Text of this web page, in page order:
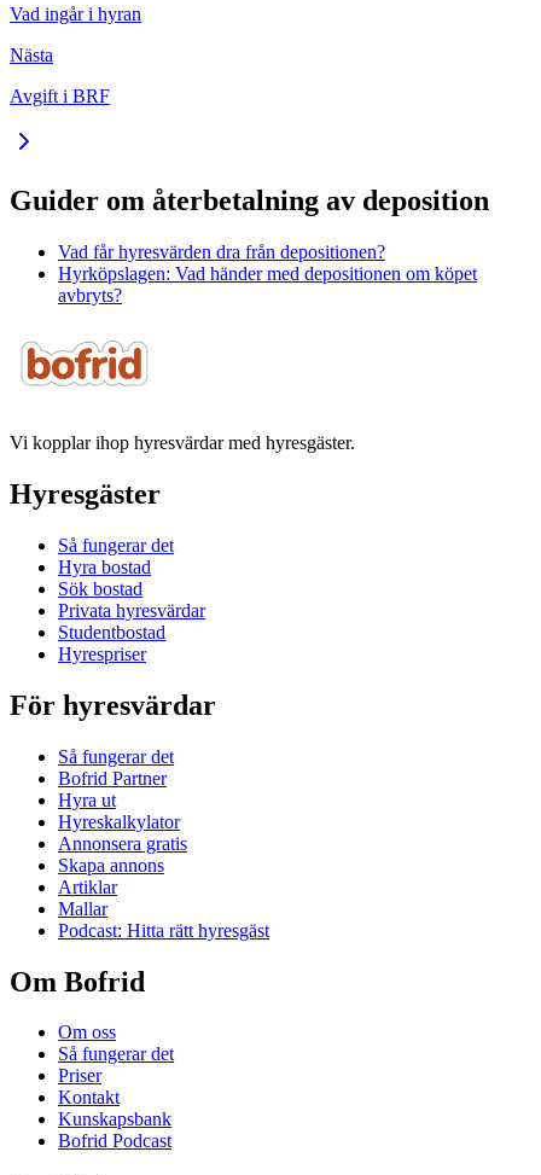
Vad ingår i hyran
Nästa
Avgift i BRF
Guider om återbetalning av deposition
Vad får hyresvärden dra från depositionen?
Hyrköpslagen: Vad händer med depositionen om köpet
avbryts?
Vi kopplar ihop hyresvärdar med hyresgäster.
Hyresgäster
Så fungerar det
Hyra bostad
Sök bostad
Privata hyresvärdar
Studentbostad
Hyrespriser
För hyresvärdar
Så fungerar det
Bofrid Partner
Hyra ut
Hyreskalkylator
Annonsera gratis
Skapa annons
Artiklar
Mallar
Podcast: Hitta rätt hyresgäst
Om Bofrid
Om oss
Så fungerar det
Priser
Kontakt
Kunskapsbank
Bofrid Podcast